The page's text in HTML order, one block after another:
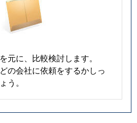
元に、比較検討します。
の会社に依頼をするかしっ
う。